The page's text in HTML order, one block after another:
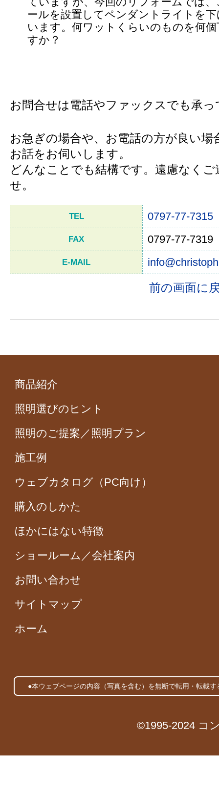
ールを設置してペンダントライトを
います。何ワットくらいのものを何
すか？
お問合せは電話やファックスでも承
お急ぎの場合や、お電話の方が良い場
お話をお伺いします。
どんなことでも結構です。遠慮なくご
せ。
TEL 0797-77-7315
FAX 0797-77-7319
E-MAIL
前の画面に
商品紹介
照明選びのヒント
照明のご提案／照明プラン
施工例
ウェブカタログ（PC向け）
購入のしかた
ほかにはない特徴
ショールーム／会社案内
お問い合わせ
サイトマップ
ホーム
●本ウェブページの内容（写真を含む）を無断で転用・転載
©1995-2024 コ